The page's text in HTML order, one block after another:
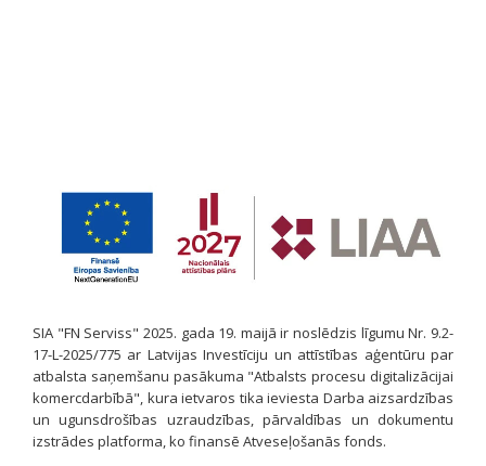
SIA "FN Serviss" 2025. gada 19. maijā ir noslēdzis līgumu Nr. 9.2-
17-L-2025/775 ar Latvijas Investīciju un attīstības aģentūru par
atbalsta saņemšanu pasākuma "Atbalsts procesu digitalizācijai
komercdarbībā", kura ietvaros tika ieviesta Darba aizsardzības
un ugunsdrošības uzraudzības, pārvaldības un dokumentu
izstrādes platforma, ko finansē Atveseļošanās fonds.